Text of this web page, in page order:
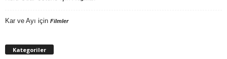
Kar ve Ayı için Filmler
Kategoriler